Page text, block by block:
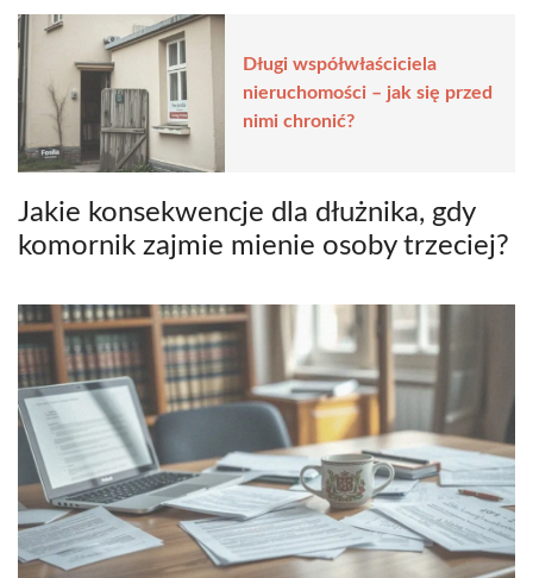
Długi współwłaściciela
nieruchomości – jak się przed
nimi chronić?
Jakie konsekwencje dla dłużnika, gdy
komornik zajmie mienie osoby trzeciej?